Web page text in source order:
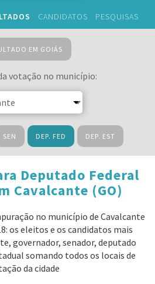
CANDIDATOS PESQUISAS
EM GOIÁS
votação no município:
SEN DEP. FED DEP. EST
Deputado Federal
Cavalcante (GO)
no município de Cavalcante
os eleitos e os candidatos mais
governador, senador, deputado
somando todos os locais de
da cidade